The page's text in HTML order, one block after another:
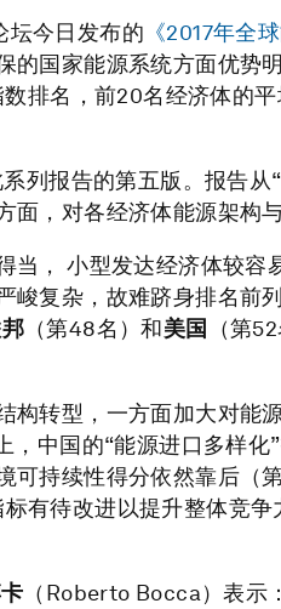
今日发布的 《2017年全
国家能源系统方面优势
排名，前20名经济体的
列报告的第五版。报告从
，对各经济体能源架构
， 小型发达经济体较容
复杂，故难跻身排名前
（第48名）和美国
（第
构转型，一方面加大对能
中国的“能源进口多样化
持续性得分依然靠后（
有待改进以提升整体竞
（Roberto Bocca）表示